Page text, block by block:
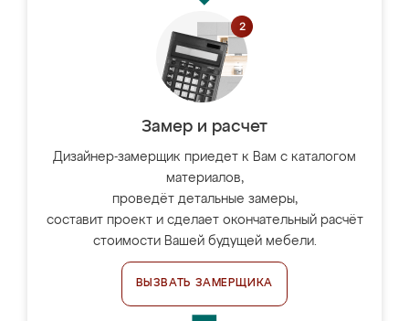
Замер и расчет
Дизайнер-замерщик приедет к Вам с каталогом
материалов,
проведёт детальные замеры,
составит проект и сделает окончательный расчёт
стоимости Вашей будущей мебели.
ВЫЗВАТЬ ЗАМЕРЩИКА